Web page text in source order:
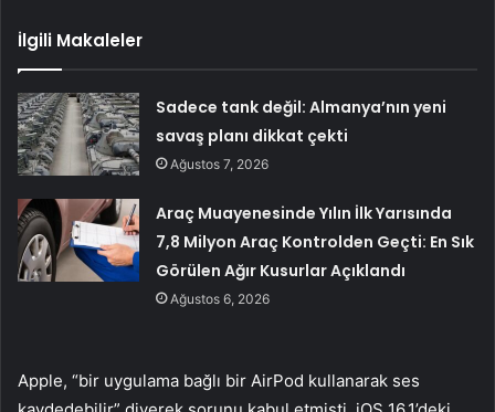
İlgili Makaleler
Sadece tank değil: Almanya’nın yeni
savaş planı dikkat çekti
Ağustos 7, 2026
Araç Muayenesinde Yılın İlk Yarısında
7,8 Milyon Araç Kontrolden Geçti: En Sık
Görülen Ağır Kusurlar Açıklandı
Ağustos 6, 2026
Apple, “bir uygulama bağlı bir AirPod kullanarak ses